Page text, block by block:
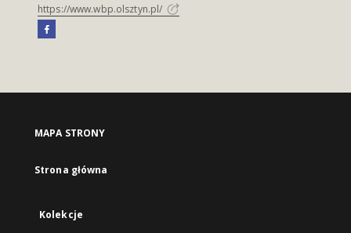
https://www.wbp.olsztyn.pl/
MAPA STRONY
Strona główna
Kolekcje